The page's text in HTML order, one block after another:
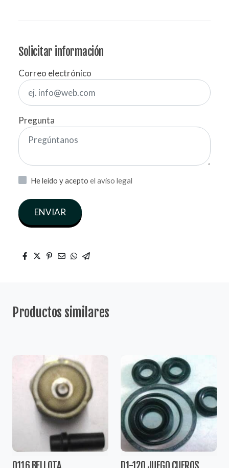
Solicitar información
Correo electrónico
Pregunta
He leído y acepto el aviso legal
ENVIAR
Productos similares